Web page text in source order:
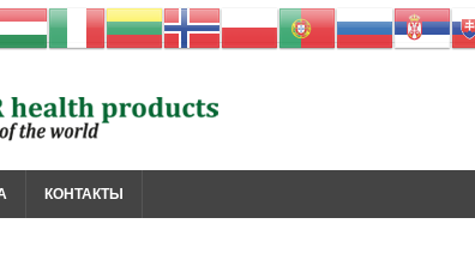
КОНТАКТЫ